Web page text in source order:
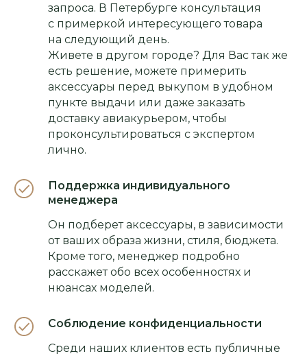
запроса. В Петербурге консультация
с примеркой интересующего товара
на следующий день.
Живете в другом городе? Для Вас так же
есть решение, можете примерить
аксессуары перед выкупом в удобном
пункте выдачи или даже заказать
доставку авиакурьером, чтобы
проконсультироваться с экспертом
лично.
Поддержка индивидуального
менеджера
Он подберет аксессуары, в зависимости
от ваших образа жизни, стиля, бюджета.
Кроме того, менеджер подробно
расскажет обо всех особенностях и
нюансах моделей.
Соблюдение конфиденциальности
Среди наших клиентов есть публичные